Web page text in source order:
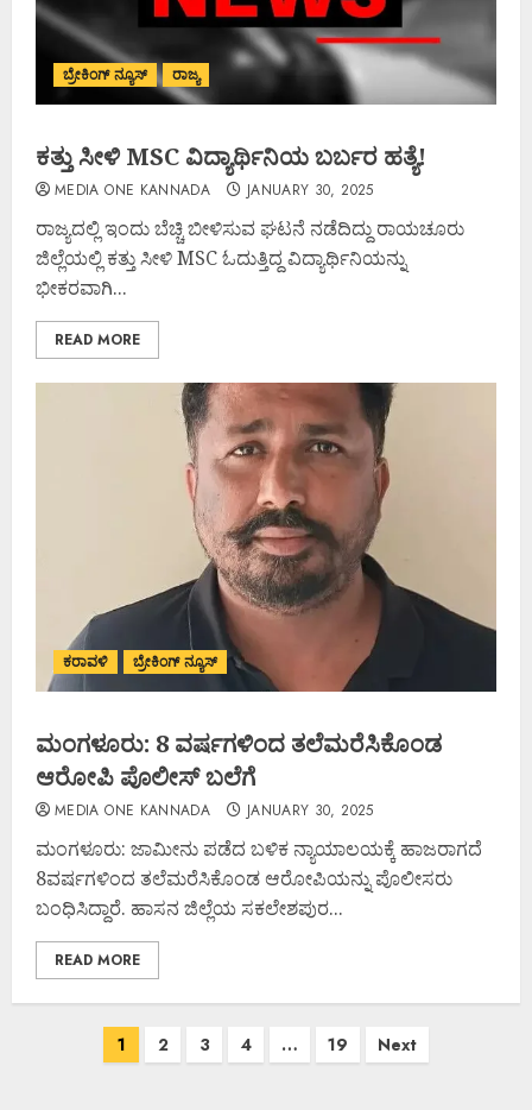
ಬ್ರೇಕಿಂಗ್ ನ್ಯೂಸ್ ರಾಜ್ಯ
ಕತ್ತು ಸೀಳಿ MSC ವಿದ್ಯಾರ್ಥಿನಿಯ ಬರ್ಬರ ಹತ್ಯೆ!
MEDIA ONE KANNADA JANUARY 30, 2025
ರಾಜ್ಯದಲ್ಲಿ ಇಂದು ಬೆಚ್ಚಿ ಬೀಳಿಸುವ ಘಟನೆ ನಡೆದಿದ್ದು ರಾಯಚೂರು
ಜಿಲ್ಲೆಯಲ್ಲಿ ಕತ್ತು ಸೀಳಿ MSC ಓದುತ್ತಿದ್ದ ವಿದ್ಯಾರ್ಥಿನಿಯನ್ನು
ಭೀಕರವಾಗಿ...
READ MORE
ಕರಾವಳಿ ಬ್ರೇಕಿಂಗ್ ನ್ಯೂಸ್
ಮಂಗಳೂರು: 8 ವರ್ಷಗಳಿಂದ ತಲೆಮರೆಸಿಕೊಂಡ
ಆರೋಪಿ ಪೊಲೀಸ್ ಬಲೆಗೆ
MEDIA ONE KANNADA JANUARY 30, 2025
ಮಂಗಳೂರು: ಜಾಮೀನು ಪಡೆದ ಬಳಿಕ ನ್ಯಾಯಾಲಯಕ್ಕೆ ಹಾಜರಾಗದೆ
8ವರ್ಷಗಳಿಂದ ತಲೆಮರೆಸಿಕೊಂಡ ಆರೋಪಿಯನ್ನು ಪೊಲೀಸರು
ಬಂಧಿಸಿದ್ದಾರೆ. ಹಾಸನ ಜಿಲ್ಲೆಯ ಸಕಲೇಶಪುರ...
READ MORE
1 2 3 4 … 19 Next